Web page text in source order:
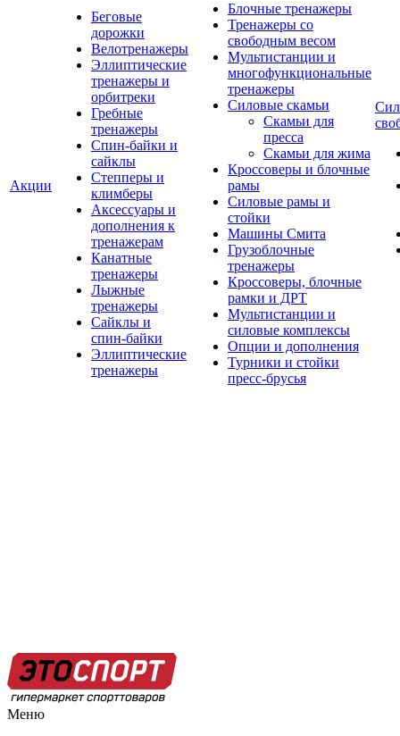
Акции
Беговые
дорожки
Велотренажеры
Эллиптические
тренажеры и
орбитреки
Гребные
тренажеры
Спин-байки и
сайклы
Степперы и
климберы
Аксессуары и
дополнения к
тренажерам
Канатные
тренажеры
Лыжные
тренажеры
Сайклы и
спин-байки
Эллиптические
тренажеры
Блочные тренажеры
Тренажеры со
свободным весом
Мультистанции и
многофункциональные
тренажеры
Силовые скамьи
Скамьи для
пресса
Скамьи для жима
Кроссоверы и блочные
рамы
Силовые рамы и
стойки
Машины Смита
Грузоблочные
тренажеры
Кроссоверы, блочные
рамки и ДРТ
Мультистанции и
силовые комплексы
Опции и дополнения
Турники и стойки
пресс-брусья
Меню